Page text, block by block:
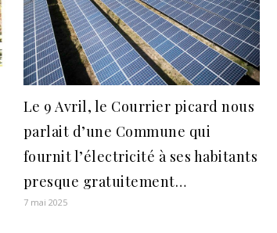
Le 9 Avril, le Courrier picard nous
parlait d’une Commune qui
fournit l’électricité à ses habitants
presque gratuitement…
7 mai 2025